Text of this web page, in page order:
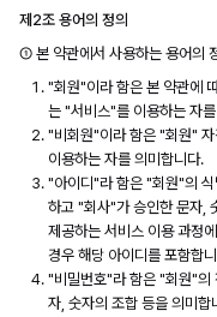
제2조 용어의 정의
① 본 약관에서 사용하는 용어의
"회원"이라 함은 본 약관에
는 "서비스"를 이용하는 자
"비회원"이라 함은 "회원"
이용하는 자를 의미합니다.
"아이디"라 함은 "회원"의
하고 "회사"가 승인한 문자,
제공하는 서비스 이용 과정
경우 해당 아이디를 포함합
"비밀번호"라 함은 "회원"의
자, 숫자의 조합 등을 의미합